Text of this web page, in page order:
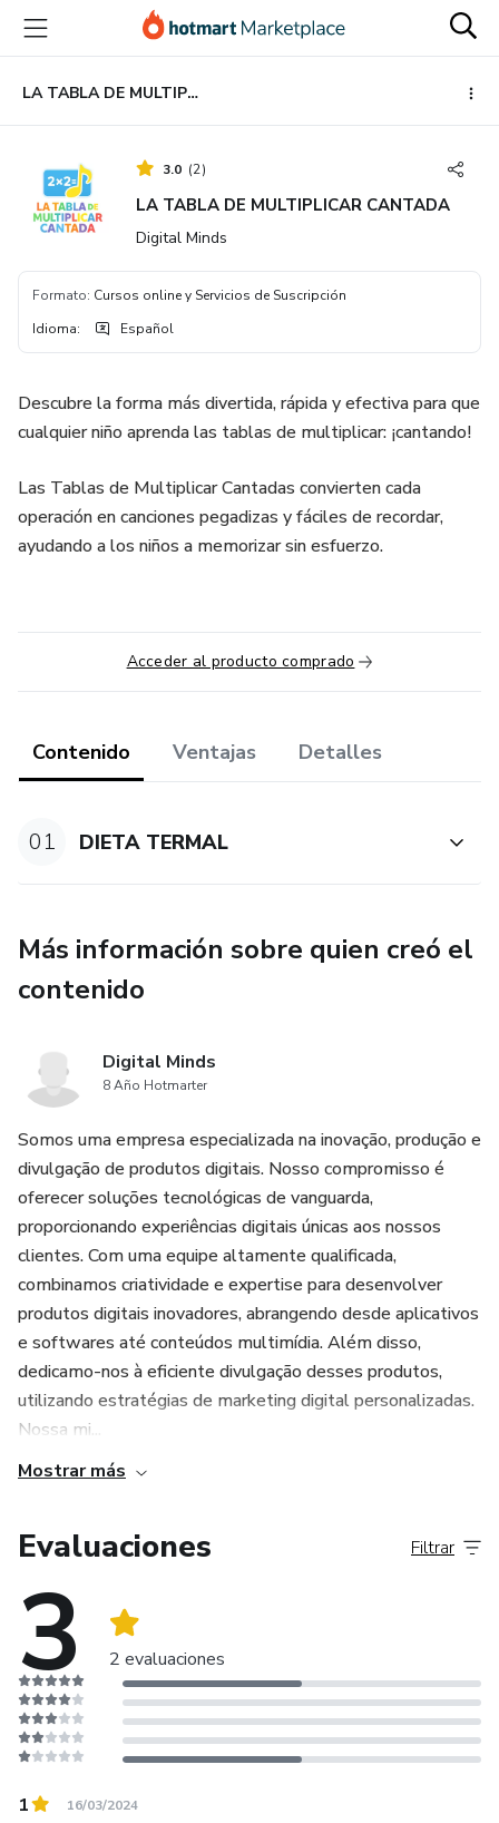
principal
página
de
página
LA TABLA DE MULTIPLICAR CANTADA
3.0 (2)
LA TABLA DE MULTIPLICAR CANTADA
Digital Minds
Formato: Cursos online y Servicios de Suscripción
Idioma: Español
Descubre la forma más divertida, rápida y efectiva para que
cualquier niño aprenda las tablas de multiplicar: ¡cantando!
Las Tablas de Multiplicar Cantadas convierten cada
operación en canciones pegadizas y fáciles de recordar,
ayudando a los niños a memorizar sin esfuerzo.
Acceder al producto comprado
Contenido Ventajas Detalles
01 DIETA TERMAL
Más información sobre quien creó el
contenido
Digital Minds
8 Año Hotmarter
Somos uma empresa especializada na inovação, produção e
divulgação de produtos digitais. Nosso compromisso é
oferecer soluções tecnológicas de vanguarda,
proporcionando experiências digitais únicas aos nossos
clientes. Com uma equipe altamente qualificada,
combinamos criatividade e expertise para desenvolver
produtos digitais inovadores, abrangendo desde aplicativos
e softwares até conteúdos multimídia. Além disso,
dedicamo-nos à eficiente divulgação desses produtos,
utilizando estratégias de marketing digital personalizadas.
Nossa mi...
Mostrar más
Evaluaciones
3 2 evaluaciones
Filtrar
1 16/03/2024